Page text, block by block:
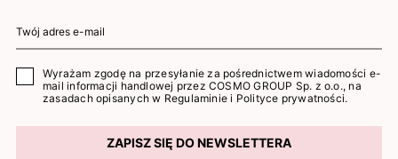
Wyrażam zgodę na przesyłanie za pośrednictwem wiadomości e-
mail informacji handlowej przez COSMO GROUP Sp. z o.o., na
zasadach opisanych w Regulaminie i Polityce prywatności.
ZAPISZ SIĘ DO NEWSLETTERA